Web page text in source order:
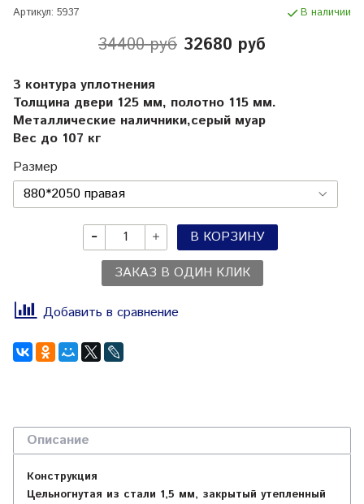
Артикул: 5937 В наличии
34400 руб 32680 руб
3 контура уплотнения
Толщина двери 125 мм, полотно 115 мм.
Металлические наличники,серый муар
Вес до 107 кг
Размер
В КОРЗИНУ
ЗАКАЗ В ОДИН КЛИК
Добавить в сравнение
Описание
Конструкция
Цельногнутая из стали 1,5 мм, закрытый утепленный